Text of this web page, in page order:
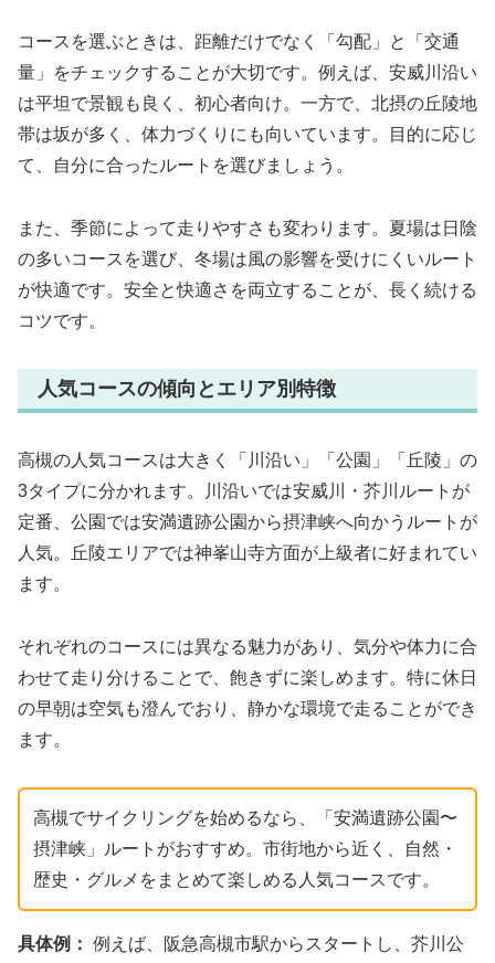
コースを選ぶときは、距離だけでなく「勾配」と「交通
量」をチェックすることが大切です。例えば、安威川沿い
は平坦で景観も良く、初心者向け。一方で、北摂の丘陵地
帯は坂が多く、体力づくりにも向いています。目的に応じ
て、自分に合ったルートを選びましょう。
また、季節によって走りやすさも変わります。夏場は日陰
の多いコースを選び、冬場は風の影響を受けにくいルート
が快適です。安全と快適さを両立することが、長く続ける
コツです。
人気コースの傾向とエリア別特徴
高槻の人気コースは大きく「川沿い」「公園」「丘陵」の
3タイプに分かれます。川沿いでは安威川・芥川ルートが
定番、公園では安満遺跡公園から摂津峡へ向かうルートが
人気。丘陵エリアでは神峯山寺方面が上級者に好まれてい
ます。
それぞれのコースには異なる魅力があり、気分や体力に合
わせて走り分けることで、飽きずに楽しめます。特に休日
の早朝は空気も澄んでおり、静かな環境で走ることができ
ます。
高槻でサイクリングを始めるなら、「安満遺跡公園〜
摂津峡」ルートがおすすめ。市街地から近く、自然・
歴史・グルメをまとめて楽しめる人気コースです。
具体例： 例えば、阪急高槻市駅からスタートし、芥川公